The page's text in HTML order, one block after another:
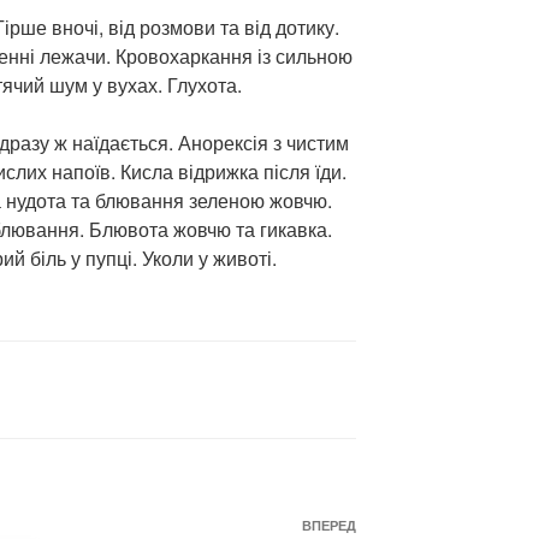
вночі, від розмови та від дотику.
лежачи. Кровохаркання із сильною
шум у вухах. Глухота.
ж наїдається. Анорексія з чистим
напоїв. Кисла відрижка після їди.
нудота та блювання зеленою жовчю.
Блювота жовчю та гикавка.
біль у пупці. Уколи у животі.
Наступний
ВПЕРЕД